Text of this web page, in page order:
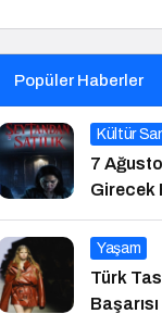
Popüler Haberler
Kültür
7
Girecek
Yaşam
Türk
Başarısı